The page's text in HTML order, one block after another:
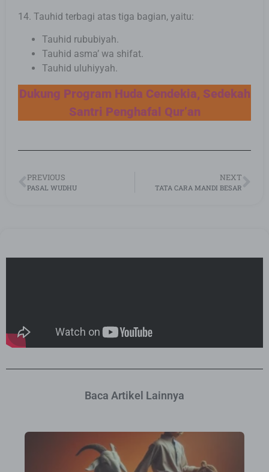
14. Tauhid terbagi atas tiga bagian, yaitu:
Tauhid rububiyah.
Tauhid asma’ wa shifat.
Tauhid uluhiyyah.
Dukung Program Huda Cendekia, Sedekah
Santri Penghafal Qur’an
PREVIOUS
PASAL WUDHU
NEXT
TATA CARA MANDI BESAR
Baca Artikel Lainnya